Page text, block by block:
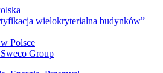
wielokryterialna budynków”
Polsce
Group